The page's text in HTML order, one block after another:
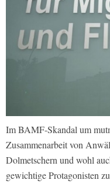
Im BAMF-Skandal um
Zusammenarbeit von
Dolmetschern und wohl
gewichtige Protagonisten